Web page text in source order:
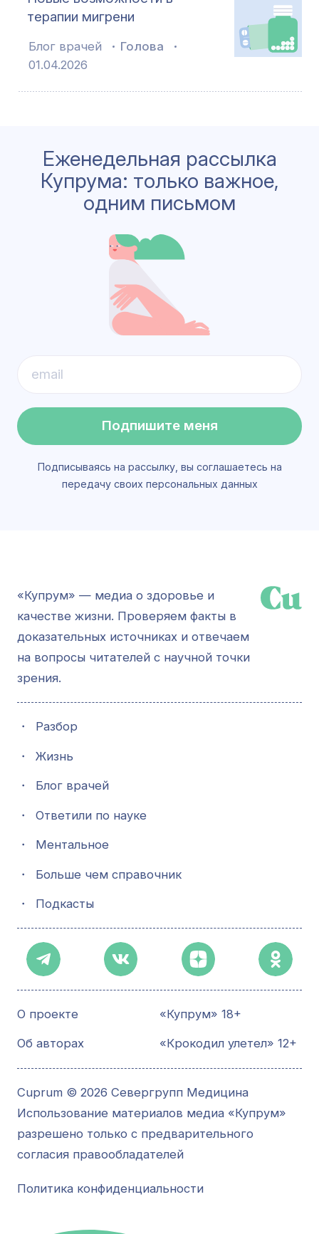
терапии мигрени
Блог врачей
Голова
01.04.2026
Еженедельная рассылка
Купрума: только важное,
одним письмом
Подпишите меня
Подписываясь на рассылку, вы соглашаетесь на
передачу своих персональных данных
«Купрум» — медиа о здоровье и
качестве жизни. Проверяем факты в
доказательных источниках и отвечаем
на вопросы читателей с научной точки
зрения.
・ Разбор
・ Жизнь
・ Блог врачей
・ Ответили по науке
・ Ментальное
・ Больше чем справочник
・ Подкасты
О проекте
Об авторах
«Купрум» 18+
«Крокодил улетел» 12+
Cuprum © 2026 Севергрупп Медицина
Использование материалов медиа «Купрум»
разрешено только с предварительного
согласия правообладателей
Политика конфиденциальности